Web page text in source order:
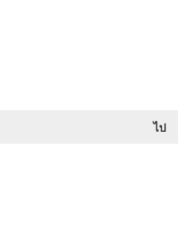
ไป